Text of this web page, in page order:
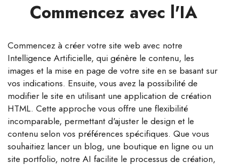
Commencez avec l'IA
Commencez à créer votre site web avec notre
Intelligence Artificielle, qui génère le contenu, les
images et la mise en page de votre site en se basant sur
vos indications. Ensuite, vous avez la possibilité de
modifier le site en utilisant une application de création
HTML. Cette approche vous offre une flexibilité
incomparable, permettant d'ajuster le design et le
contenu selon vos préférences spécifiques. Que vous
souhaitiez lancer un blog, une boutique en ligne ou un
site portfolio, notre AI facilite le processus de création,